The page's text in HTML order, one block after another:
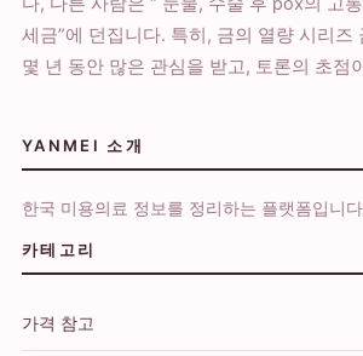
세금”에 던집니다. 특히, 금의 열량 시리즈
몇 년 동안 많은 관심을 받고, 토론의 초점
YANMEI 소개
한국 미용의료 정보를 정리하는 플랫폼입니
카테고리
가격 참고